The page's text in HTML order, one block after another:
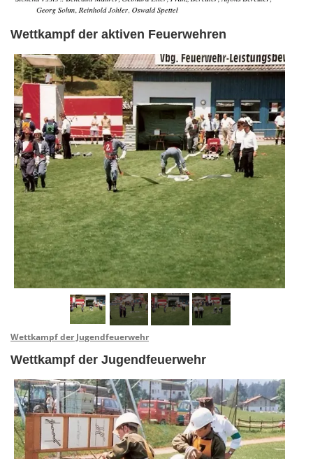
Wettkampf der aktiven Feuerwehren
Wettkampf der Jugendfeuerwehr
Wettkampf der Jugendfeuerwehr